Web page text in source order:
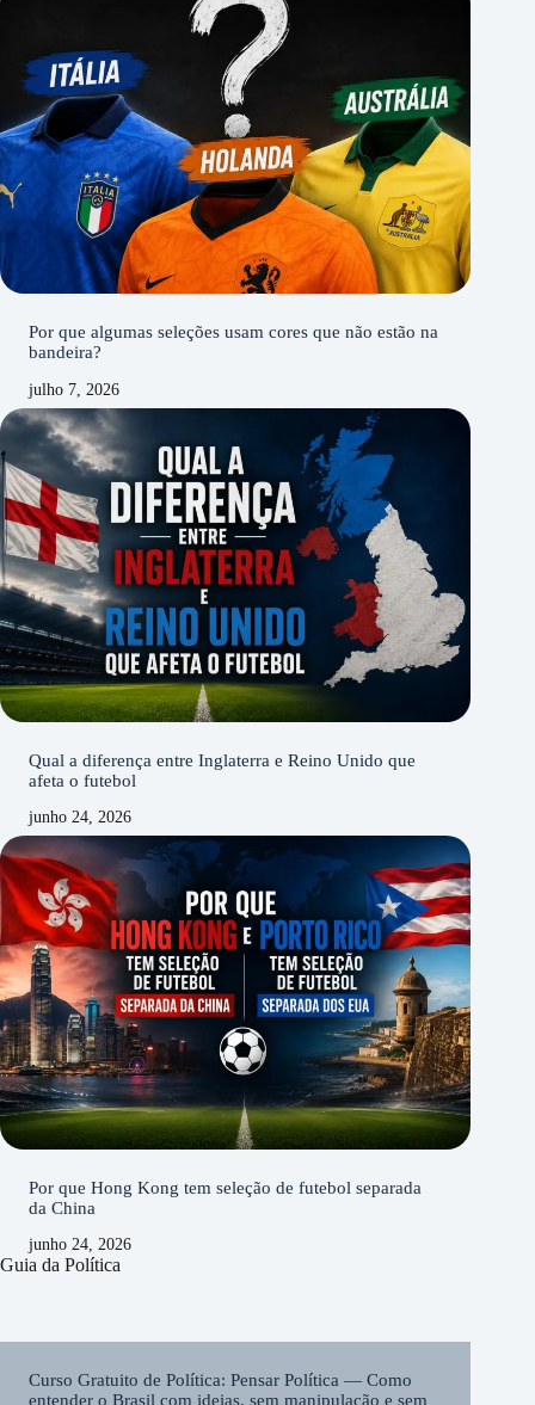
Por que algumas seleções usam cores que não estão na
bandeira?
julho 7, 2026
Qual a diferença entre Inglaterra e Reino Unido que
afeta o futebol
junho 24, 2026
Por que Hong Kong tem seleção de futebol separada
da China
junho 24, 2026
Guia da Política
Curso Gratuito de Política: Pensar Política — Como
entender o Brasil com ideias, sem manipulação e sem